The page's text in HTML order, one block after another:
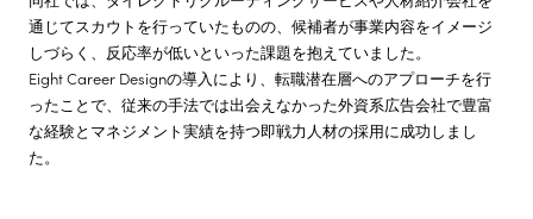
通じてスカウトを行っていたものの、候補者が事業内容をイメージ
しづらく、反応率が低いといった課題を抱えていました。
Eight Career Designの導入により、転職潜在層へのアプローチを行
ったことで、従来の手法では出会えなかった外資系広告会社で豊富
な経験とマネジメント実績を持つ即戦力人材の採用に成功しまし
た。